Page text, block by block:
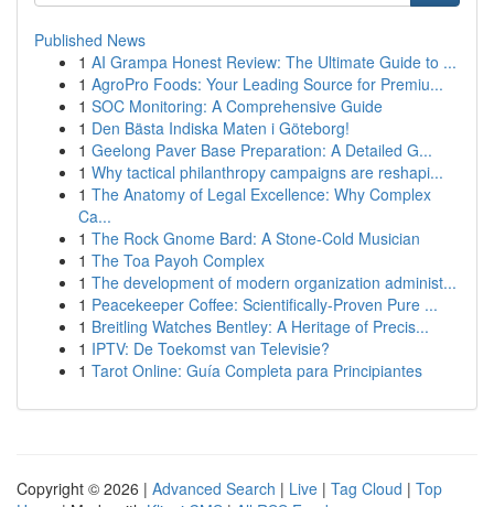
Published News
1 AI Grampa Honest Review: The Ultimate Guide to ...
1 AgroPro Foods: Your Leading Source for Premiu...
1 SOC Monitoring: A Comprehensive Guide
1 Den Bästa Indiska Maten i Göteborg!
1 Geelong Paver Base Preparation: A Detailed G...
1 Why tactical philanthropy campaigns are reshapi...
1 The Anatomy of Legal Excellence: Why Complex
Ca...
1 The Rock Gnome Bard: A Stone-Cold Musician
1 The Toa Payoh Complex
1 The development of modern organization administ...
1 Peacekeeper Coffee: Scientifically-Proven Pure ...
1 Breitling Watches Bentley: A Heritage of Precis...
1 IPTV: De Toekomst van Televisie?
1 Tarot Online: Guía Completa para Principiantes
Copyright © 2026 | Advanced Search | Live | Tag Cloud | Top